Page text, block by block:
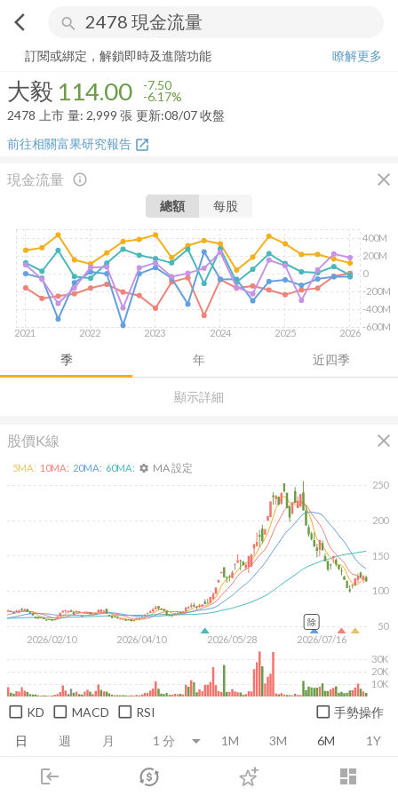
arrow_back_ios search
login dashboard
市場 登入
大毅 114.00 -6.17%
訂閱或綁定，解鎖即時及進階功能
瞭解更多
大毅 114.00 -7.50
-6.17%
2478
上市 量: 2,999 張 更新:08/07 收盤
前往相關富果研究報告 open_in_new
現金流量 close
顯示詳細
info_outline
季 年 近四季
總額 每股
2021 2022 2023 2024 2025 2026
-600M
-400M
-200M
0
200M
400M
股價K線 close
日 週 月 1M 3M 6M 1Y
2026/02/10 2026/04/10 2026/05/28 2026/07/16
50
100
150
200
250
10K
20K
30K
5MA: 10MA: 20MA: 60MA: settings MA 設定
除
KD MACD RSI 手勢操作
推薦卡片 消息面 財務報